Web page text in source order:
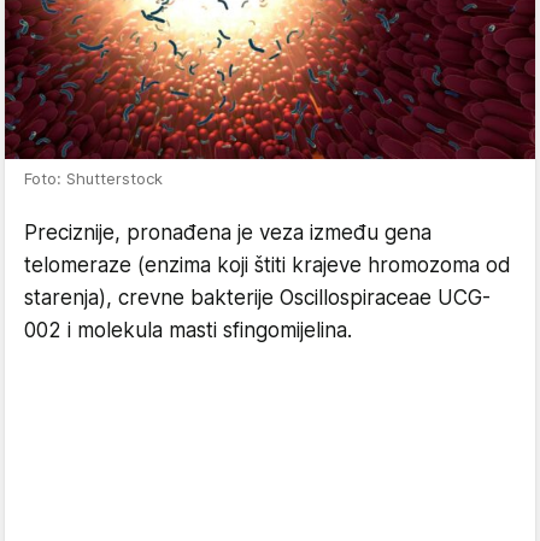
Foto: Shutterstock
Preciznije, pronađena je veza između gena
telomeraze (enzima koji štiti krajeve hromozoma od
starenja), crevne bakterije Oscillospiraceae UCG-
002 i molekula masti sfingomijelina.